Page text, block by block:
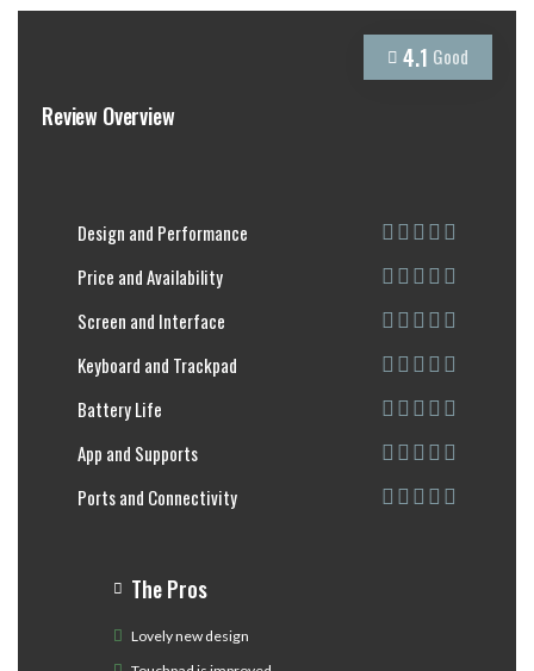
Review Overview
4.1 Good
Design and Performance
Price and Availability
Screen and Interface
Keyboard and Trackpad
Battery Life
App and Supports
Ports and Connectivity
The Pros
Lovely new design